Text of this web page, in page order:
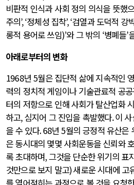
비판적 인식과 사회 정의 의식을 뜻했
주의’, ‘정체성 집착’, ‘검열과 도덕적 강
롱적 용어로 쓰임)’와 그 밖의 ‘병폐들’
아래로부터의 변화
1968년 5월은 집단적 삶에 지속적인
력의 정치적 게임이나 기술관료적 공
터의 저항으로 인해 사회가 탈산업화
하고, 심지어 그 진입을 촉발했다.이
을 수 있다. 68년 5월의 긍정적 유산은
은 동시대의 몇몇 사회운동을 신뢰와
록 초대하며,그것을 단순한 위기의 표
것만으로 보지 말고)새로운 시대에 고